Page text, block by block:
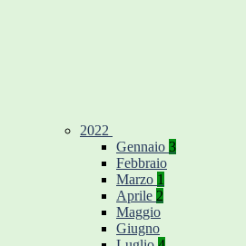
2022
Gennaio 3
Febbraio
Marzo 1
Aprile 2
Maggio
Giugno